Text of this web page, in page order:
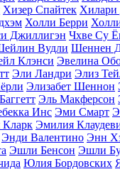
Хизер Спайтек
Холли Берри
Джиллигэн Чхве Су
Вудли Шеннен
Клэнси Эвелина
Эли Ландри Элиз
Элизабет Шеннон
Эль Макферсон
Инс Эми Смарт
Эмилия
Энди Валентино Энн
Эшли Бенсон Эшли
Юлия Бордовских